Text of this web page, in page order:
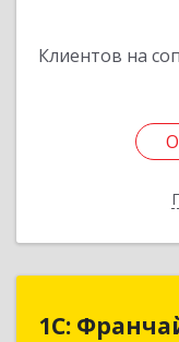
Клиентов на
1С: